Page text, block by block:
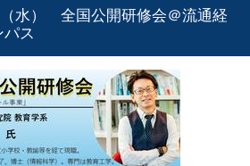
水） 全国公開研修会＠流通経
ス